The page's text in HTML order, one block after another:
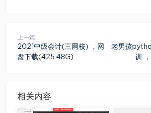
上一篇
2021中级会计(三网校) ，网
盘下载(425.48G)
老男孩
训
相关内容